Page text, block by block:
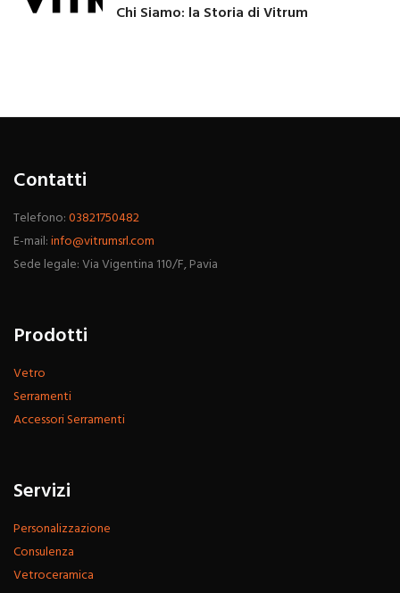
Chi Siamo: la Storia di Vitrum
Contatti
Telefono:03821750482
E-mail:info@vitrumsrl.com
Sede legale: Via Vigentina 110/F, Pavia
Prodotti
Vetro
Serramenti
Accessori Serramenti
Servizi
Personalizzazione
Consulenza
Vetroceramica